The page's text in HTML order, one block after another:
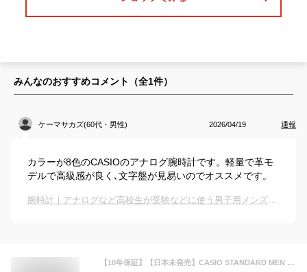
みんなのおすすめコメント（全1件）
ケーマサカズ(60代・男性) 2026/04/19 通報
カラーが8色のCASIOのアナログ腕時計です。軽量で革モ
デルで高級感が良く､文字盤が見易いのでオススメです。
腕時計｜アナログなど高校生が受験などに使う男子用メンズリストウォッチのおすすめは？
【10年保証】【日本未発売】CASIO STANDARD MEN カシオ スタンダード MTP-V004L 腕時計 時計 ブランド メンズ レディース キッズ 子供 男の子 女の子 チープカシオ チプカシ アナログ 軽量 日付 高級感 高見え レザー 革ベルト 海外モデル ギフト プレゼント